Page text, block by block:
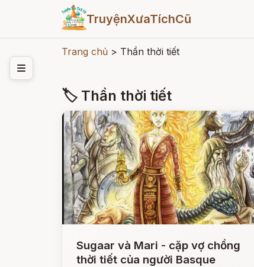
TruyệnXưaTíchCũ
Trang chủ > Thần thời tiết
🏷 Thần thời tiết
Sugaar và Mari - cặp vợ chồng
thời tiết của người Basque